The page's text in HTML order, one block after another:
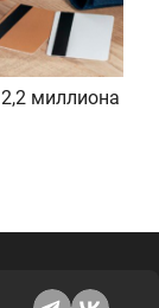
миллиона